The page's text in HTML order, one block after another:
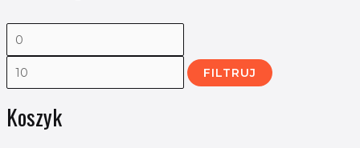
FILTRUJ
Koszyk